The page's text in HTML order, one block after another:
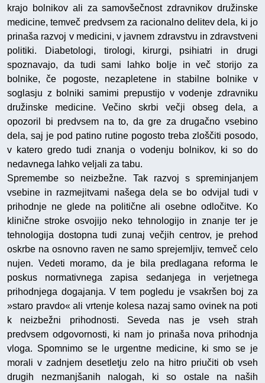
krajo bolnikov ali za samovšečnost zdravnikov družinske
medicine, temveč predvsem za racionalno delitev dela, ki jo
prinaša razvoj v medicini, v javnem zdravstvu in zdravstveni
politiki. Diabetologi, tirologi, kirurgi, psihiatri in drugi
spoznavajo, da tudi sami lahko bolje in več storijo za
bolnike, če pogoste, nezapletene in stabilne bolnike v
soglasju z bolniki samimi prepustijo v vodenje zdravniku
družinske medicine. Večino skrbi večji obseg dela, a
opozoril bi predvsem na to, da gre za drugačno vsebino
dela, saj je pod patino rutine pogosto treba zloščiti posodo,
v katero gredo tudi znanja o vodenju bolnikov, ki so do
nedavnega lahko veljali za tabu.
Spremembe so neizbežne. Tak razvoj s spreminjanjem
vsebine in razmejitvami našega dela se bo odvijal tudi v
prihodnje ne glede na politične ali osebne odločitve. Ko
klinične stroke osvojijo neko tehnologijo in znanje ter je
tehnologija dostopna tudi zunaj večjih centrov, je prehod
oskrbe na osnovno raven ne samo sprejemljiv, temveč celo
nujen. Vedeti moramo, da je bila predlagana reforma le
poskus normativnega zapisa sedanjega in verjetnega
prihodnjega dogajanja. V tem pogledu je vsakršen boj za
»staro pravdo« ali vrtenje kolesa nazaj samo ovinek na poti
k neizbežni prihodnosti. Seveda nas je vseh strah
predvsem odgovornosti, ki nam jo prinaša nova prihodnja
vloga. Spomnimo se le urgentne medicine, ki smo se je
morali v zadnjem desetletju zelo na hitro priučiti ob vseh
drugih nezmanjšanih nalogah, ki so ostale na naših